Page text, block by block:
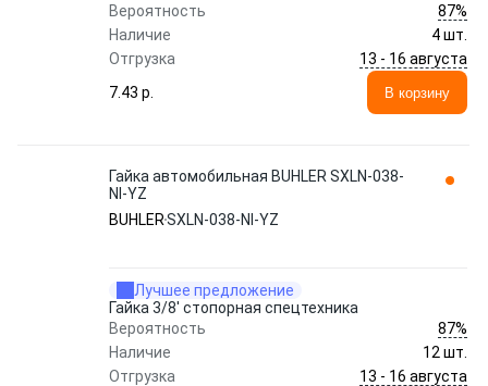
Вероятность
87%
Наличие
4 шт.
Отгрузка
13 - 16 августа
7.43 p.
В корзину
Гайка автомобильная BUHLER SXLN-038-
NI-YZ
BUHLERSXLN-038-NI-YZ
Лучшее предложение
Гайка 3/8' стопорная спецтехника
Вероятность
87%
Наличие
12 шт.
Отгрузка
13 - 16 августа